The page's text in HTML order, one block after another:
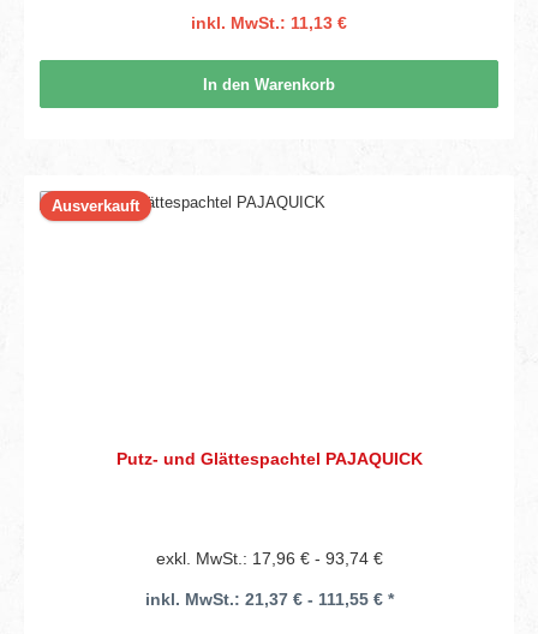
inkl. MwSt.: 11,13 €
In den Warenkorb
Ausverkauft
Putz- und Glättespachtel PAJAQUICK
exkl. MwSt.: 17,96 € - 93,74 €
inkl. MwSt.: 21,37 € - 111,55 € *